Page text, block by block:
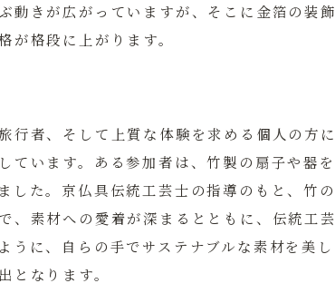
動きが広がっていますが、そこに金箔の装飾
が格段に上がります。
行者、そして上質な体験を求める個人の方に
ています。ある参加者は、竹製の扇子や器を
した。京仏具伝統工芸士の指導のもと、竹の
、素材への愛着が深まるとともに、伝統工芸
うに、自らの手でサステナブルな素材を美し
となります。